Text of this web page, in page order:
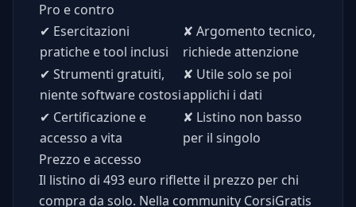
Pro e contro
✔ Esercitazioni
pratiche e tool inclusi
✘ Argomento tecnico,
richiede attenzione
✔ Strumenti gratuiti,
niente software costosi
✘ Utile solo se poi
applichi i dati
✔ Certificazione e
accesso a vita
✘ Listino non basso
per il singolo
Prezzo e accesso
Il listino di 493 euro riflette il prezzo per chi
compra da solo. Nella community CorsiGratis